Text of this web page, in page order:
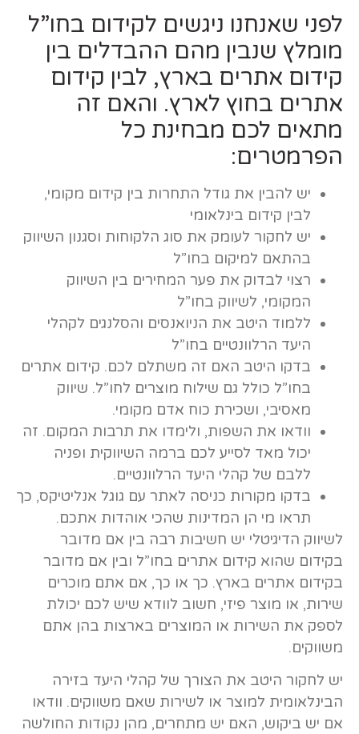
לפני שאנחנו ניגשים לקידום בחו”ל
מומלץ שנבין מהם ההבדלים בין
קידום אתרים בארץ, לבין קידום
אתרים בחוץ לארץ. והאם זה
מתאים לכם מבחינת כל
הפרמטרים:
יש להבין את גודל התחרות בין קידום מקומי,
לבין קידום בינלאומי
יש לחקור לעומק את סוג הלקוחות וסגנון השיווק
בהתאם למיקום בחו”ל
רצוי לבדוק את פער המחירים בין השיווק
המקומי, לשיווק בחו”ל
ללמוד היטב את הניואנסים והסלנגים לקהלי
היעד הרלוונטיים בחו”ל
בדקו היטב האם זה משתלם לכם. קידום אתרים
בחו”ל כולל גם שילוח מוצרים לחו”ל. שיווק
מאסיבי, ושכירת כוח אדם מקומי.
וודאו את השפות, ולימדו את תרבות המקום. זה
יכול מאד לסייע לכם ברמה השיווקית ופניה
ללבם של קהלי היעד הרלוונטיים.
בדקו מקורות כניסה לאתר עם גוגל אנליטיקס, כך
תראו מי הן המדינות שהכי אוהדות אתכם.
לשיווק הדיגיטלי יש חשיבות רבה בין אם מדובר
בקידום שהוא קידום אתרים בחו”ל ובין אם מדובר
בקידום אתרים בארץ. כך או כך, אם אתם מוכרים
שירות, או מוצר פיזי, חשוב לוודא שיש לכם יכולת
לספק את השירות או המוצרים בארצות בהן אתם
משווקים.
יש לחקור היטב את הצורך של קהלי היעד בזירה
הבינלאומית למוצר או לשירות שאם משווקים. וודאו
אם יש ביקוש, האם יש מתחרים, מהן נקודות החולשה